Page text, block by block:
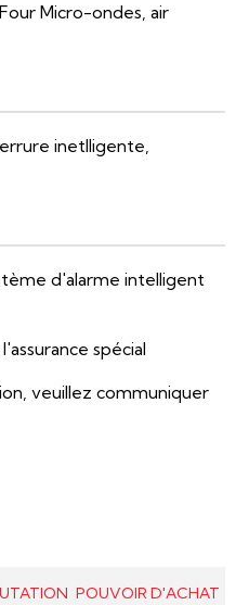
Micro-ondes, air
inetlligente,
d'alarme intelligent
spécial
veuillez communiquer
POUVOIR D'ACHAT